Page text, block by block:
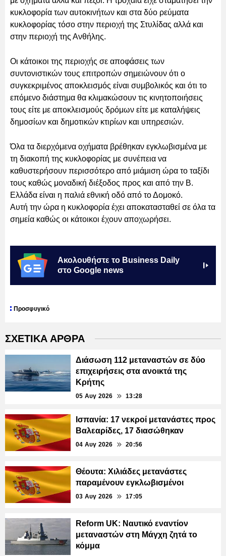
κυκλοφορία των αυτοκινήτων και στα δύο ρεύματα
κυκλοφορίας τόσο στην περιοχή της Στυλίδας αλλά και
στην περιοχή της Ανθήλης.
Οι κάτοικοι της περιοχής σε αποφάσεις των
συντονιστικών τους επιτροπών σημειώνουν ότι ο
συγκεκριμένος αποκλεισμός είναι συμβολικός και ότι το
επόμενο διάστημα θα κλιμακώσουν τις κινητοποιήσεις
τους είτε με αποκλεισμούς δρόμων είτε με καταλήψεις
δημοσίων και δημοτικών κτιρίων και υπηρεσιών.
Όλα τα διερχόμενα οχήματα βρέθηκαν εγκλωβισμένα με
τη διακοπή της κυκλοφορίας με συνέπεια να
καθυστερήσουν περισσότερο από μιάμιση ώρα το ταξίδι
τους καθώς μοναδική διέξοδος προς και από την Β.
Ελλάδα είναι η παλιά εθνική οδό από το Δομοκό.
Αυτή την ώρα η κυκλοφορία έχει αποκατασταθεί σε όλα τα
σημεία καθώς οι κάτοικοι έχουν αποχωρήσει.
Ακολουθήστε το Business Daily
στο Google news
Προσφυγικό
ΣΧΕΤΙΚΑ ΑΡΘΡΑ
Διάσωση 112 μεταναστών σε δύο
επιχειρήσεις στα ανοικτά της
Κρήτης
05 Αυγ 2026 13:28
Ισπανία: 17 νεκροί μετανάστες προς
Βαλεαρίδες, 17 διασώθηκαν
04 Αυγ 2026 20:56
Θέουτα: Χιλιάδες μετανάστες
παραμένουν εγκλωβισμένοι
03 Αυγ 2026 17:05
Reform UK: Ναυτικό εναντίον
μεταναστών στη Μάγχη ζητά το
κόμμα